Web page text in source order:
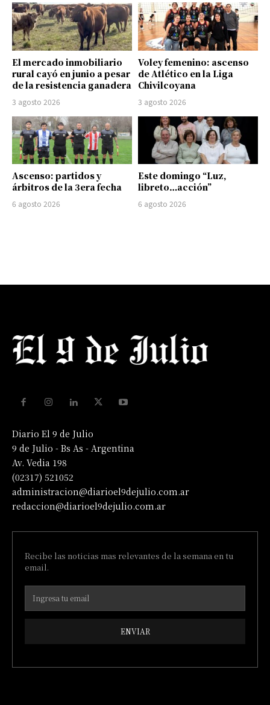
El mercado inmobiliario
rural cayó en junio a pesar
de la resistencia ganadera
3 agosto 2026
Voley femenino: ascenso
de Atlético en la Liga
Chivilcoyana
3 agosto 2026
Ascenso: partidos y
árbitros de la 3era fecha
6 agosto 2026
Este domingo “Luz,
libreto…acción”
6 agosto 2026
Diario El 9 de Julio
9 de Julio - Bs As - Argentina
Av. Vedia 198
(02317) 521052
administracion@diarioel9dejulio.com.ar
redaccion@diarioel9dejulio.com.ar
Recibe las noticias mas relevantes de la semana en tu
email.
ENVIAR